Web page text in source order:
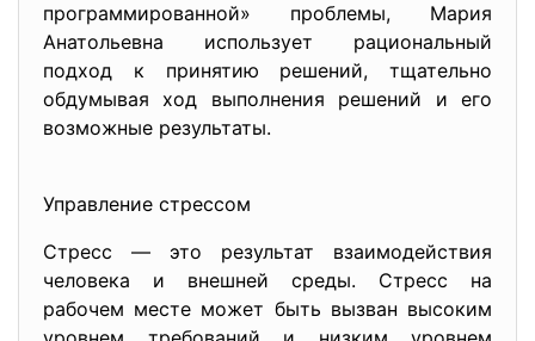
программированной» проблемы, Мария
Анатольевна использует рациональный
подход к принятию решений, тщательно
обдумывая ход выполнения решений и его
возможные результаты.
Управление стрессом
Стресс — это результат взаимодействия
человека и внешней среды. Стресс на
рабочем месте может быть вызван высоким